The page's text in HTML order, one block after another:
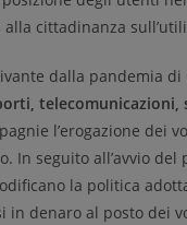
alla cittadinanza
dalla pandemia di
l’erogazione dei
In seguito all’avvio
la politica
in denaro al posto dei